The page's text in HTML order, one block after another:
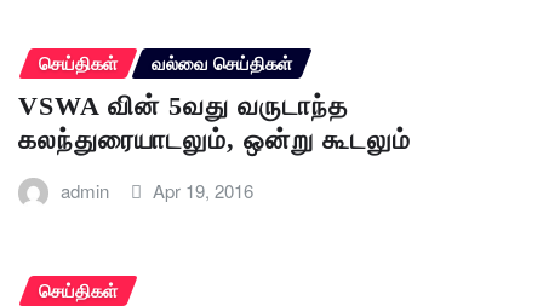
செய்திகள் வல்வை செய்திகள்
VSWA வின் 5வது வருடாந்த
கலந்துரையாடலும், ஒன்று கூடலும்
admin Apr 19, 2016
செய்திகள்